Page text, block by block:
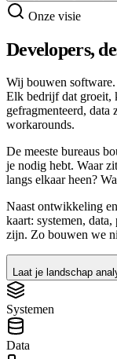
Onze visie
Developers,
Wij bouwen
Elk bedrijf dat groeit,
gefragmenteerd, data
workarounds.
De meeste bureaus
je nodig hebt. Waar
langs elkaar heen?
Naast ontwikkeling
kaart: systemen,
zijn. Zo bouwen we
Laat je landschap
Systemen
Data